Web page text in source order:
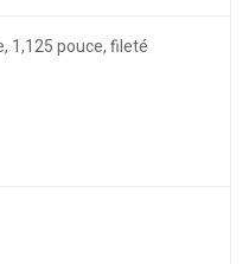
1,125 pouce, fileté